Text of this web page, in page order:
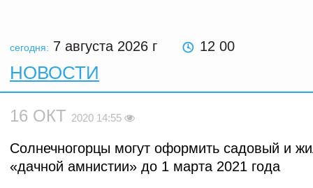
сегодня: 7 августа 2026 г 12:00
НОВОСТИ
16 ОКТ 2020 14:55
Солнечногорцы могут оформить садовый и
«дачной амнистии» до 1 марта 2021 года